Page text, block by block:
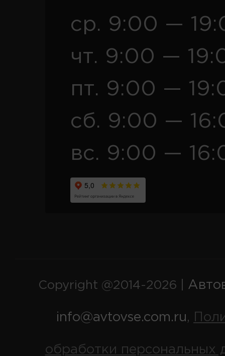
ср. 9:00 —
чт. 9:00 —
пт. 9:00 —
сб. 9:00 —
вс. 9:00 —
Copyright @2014-2026 |
info@avtovse.com.ru,
обработки персональных